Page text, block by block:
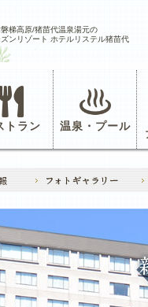
梯高原/猪苗代温泉湯元の
ンリゾート ホテルリステル猪苗代
トラン 温泉・プール